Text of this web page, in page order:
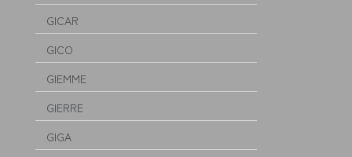
GICAR
GICO
GIEMME
GIERRE
GIGA